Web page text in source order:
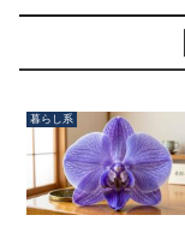
暮らし系